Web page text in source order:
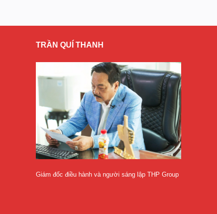
TRẦN QUÍ THANH
Giám đốc điều hành và người sáng lập THP Group